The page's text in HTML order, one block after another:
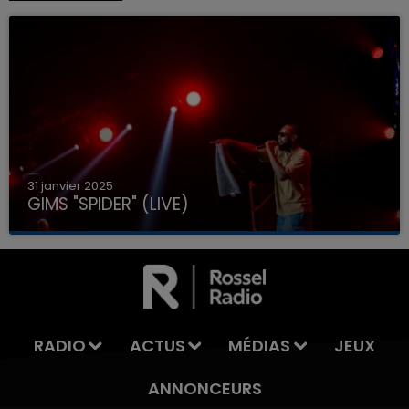
31 janvier 2025
GIMS "SPIDER" (LIVE)
RADIO ACTUS MÉDIAS
JEUX
ANNONCEURS